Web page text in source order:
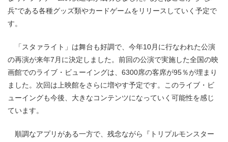
兵”である各種グッズ類やカードゲームをリリースしていく予定で
す。
「スタァライト」は舞台も好調で、今年10月に行なわれた公演
の再演が来年7月に決定しました。前回の公演で実施した全国の映
画館でのライブ・ビューイングは、6300席の客席が95％が埋まり
ました。次回は上映館をさらに増やす予定です。このライブ・ビ
ューイングも今後、大きなコンテンツになっていく可能性を感じ
ています。
順調なアプリがある一方で、残念ながら『トリプルモンスター